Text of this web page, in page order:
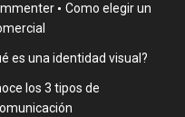
Como elegir un
es una identidad visual?
los 3 tipos de